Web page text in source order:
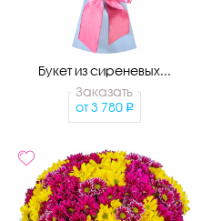
Букет из сиреневых...
Заказать
от 3 780